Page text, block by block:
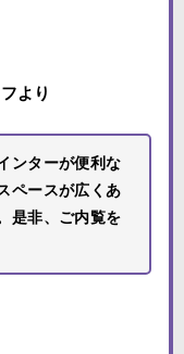
より
ンターが便利な
ペースが広くあ
是非、ご内覧を